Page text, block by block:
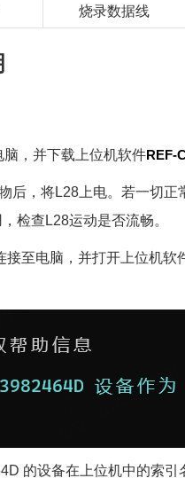
烧录数据线
，并下载上位机软件REF-
后，将L28上电。若一切正
检查L28运动是否流畅。
接至电脑，并打开上位机软
的设备在上位机中的索引